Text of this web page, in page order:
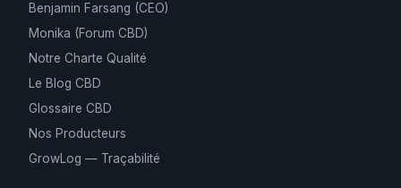
Benjamin Farsang (CEO)
Monika (Forum CBD)
Notre Charte Qualité
Le Blog CBD
Glossaire CBD
Nos Producteurs
GrowLog — Traçabilité